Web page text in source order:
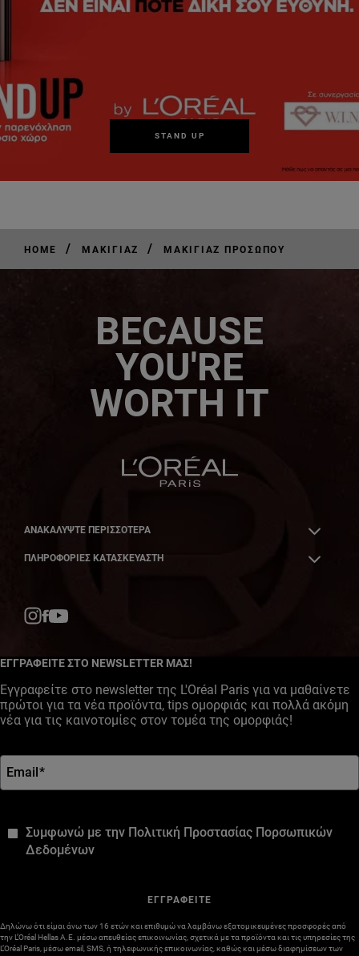
STAND UP
HOME / ΜΑΚΙΓΙΆΖ / ΜΑΚΙΓΙΆΖ ΠΡΟΣΏΠΟΥ
BECAUSE
YOU'RE
WORTH IT
ΑΝΑΚΑΛΎΨΤΕ ΠΕΡΙΣΣΌΤΕΡΑ
ΠΛΗΡΟΦΟΡΙΕΣ ΚΑΤΑΣΚΕΥΑΣΤΗ
ΕΓΓΡΑΦΕΙΤΕ ΣΤΟ NEWSLETTER ΜΑΣ!
Εγγραφείτε στο newsletter της L'Oréal Paris για να μαθαίνετε
πρώτοι για τα νέα προϊόντα, tips ομορφιάς και πολλά ακόμη
νέα για τις καινοτομίες στον τομέα της ομορφιάς!
Email *
Συμφωνώ με την Πολιτική Προστασίας Πορσωπικών
Δεδομένων
ΕΓΓΡΑΦΕΙΤΕ
Δηλώνω ότι είμαι άνω των 16 ετών και επιθυμώ να λαμβάνω εξατομικευμένες προσφορές από
την L’Oréal Hellas A.E. μέσω απευθείας επικοινωνίας, σχετικά με τα προϊόντα και τις υπηρεσίες της
L’Oréal Paris, μέσω email, SMS, ή τηλεφωνικής επικοινωνίας, καθώς και μέσω διαφημίσεων των